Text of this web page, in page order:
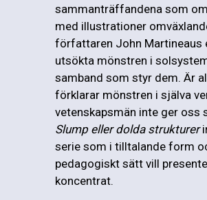
sammanträffandena som
med illustrationer
författaren John Martineaus
utsökta mönstren i
samband som styr dem. Är
förklarar mönstren i själva
vetenskapsmän inte ger oss
Slump eller dolda strukturer
serie som i tilltalande form
pedagogiskt sätt vill
koncentrat.